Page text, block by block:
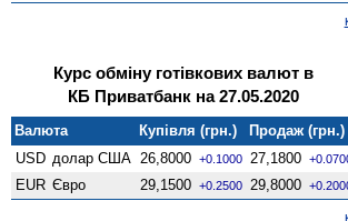
Курс обміну готівкових валют в
КБ Приватбанк на 27.05.2020
Валюта Купівля (грн.)
Продаж (грн.)
USD долар США 26,8000 +0.1000 27,1800
EUR Євро 29,1500 +0.2500 29,8000